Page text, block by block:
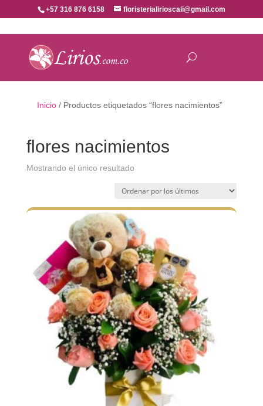
+57 316 876 6158 floristerialirioscali@gmail.com
Inicio/ Productos etiquetados “flores nacimientos”
flores nacimientos
Mostrando el único resultado